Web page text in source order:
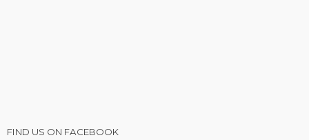
FIND US ON FACEBOOK